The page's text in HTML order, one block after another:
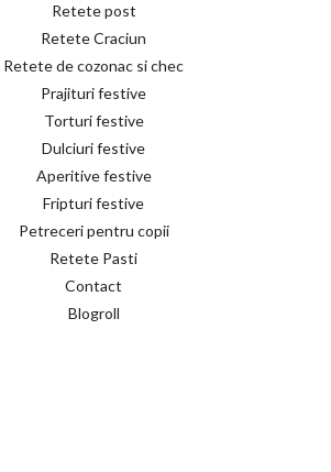
Retete post
Retete Craciun
Retete de cozonac si chec
Prajituri festive
Torturi festive
Dulciuri festive
Aperitive festive
Fripturi festive
Petreceri pentru copii
Retete Pasti
Contact
Blogroll